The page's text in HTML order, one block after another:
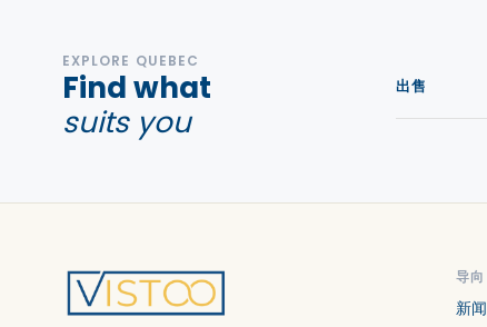
EXPLORE QUEBEC
Find what
suits you
出售
导向
新闻